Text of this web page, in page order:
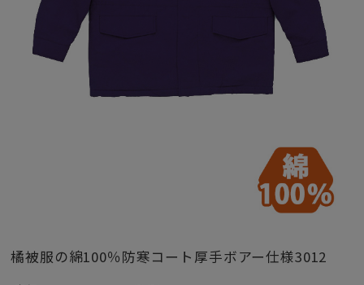
橘被服の綿100％防寒コート厚手ボアー仕様3012